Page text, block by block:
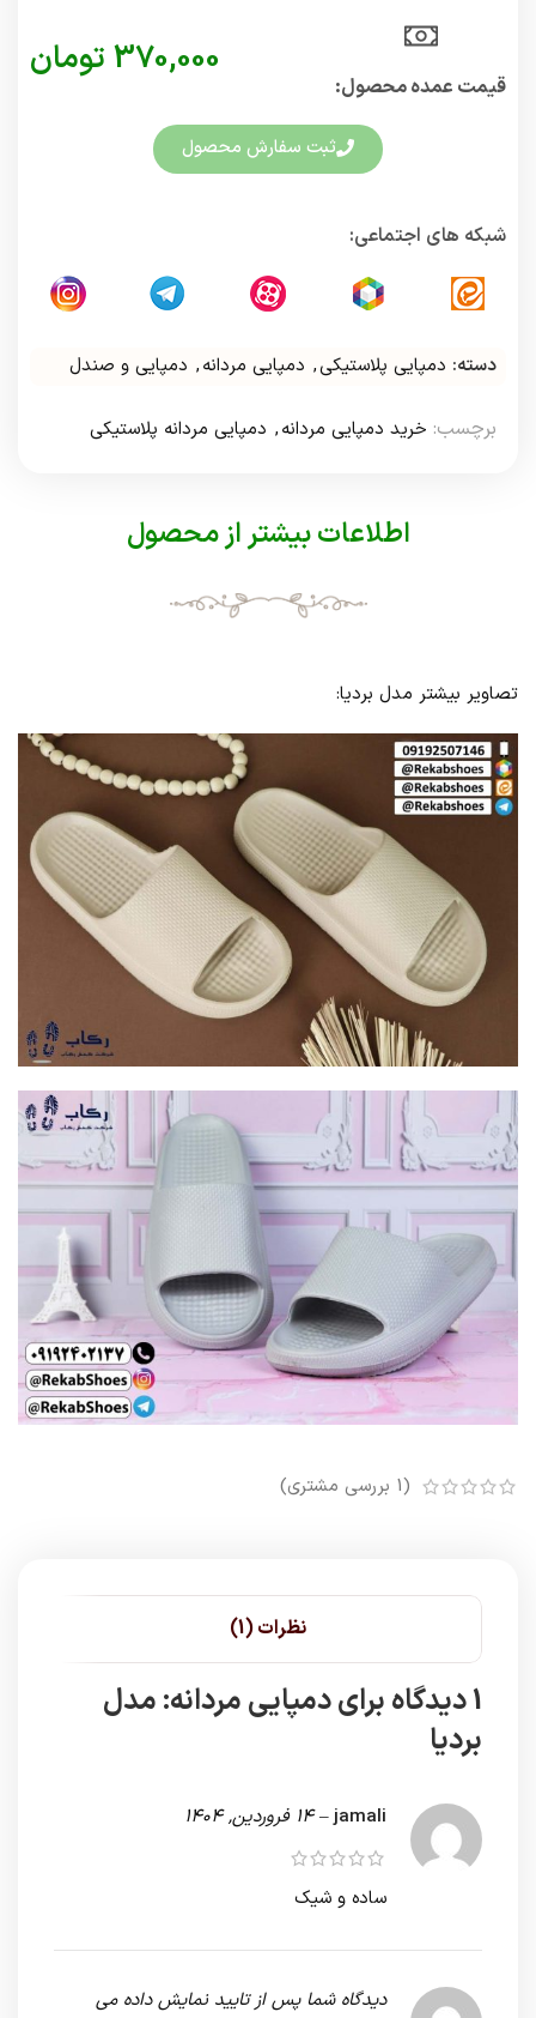
قیمت عمده محصول:​
370,000 تومان
ثبت سفارش محصول
شبکه های اجتماعی:
دسته: دمپایی پلاستیکی, دمپایی مردانه, دمپایی و صندل
برچسب: خرید دمپایی مردانه, دمپایی مردانه پلاستیکی
اطلاعات بیشتر از محصول
تصاویر بیشتر مدل بردیا:
(
1 بررسی مشتری)
نظرات (1)
1 دیدگاه برای
دمپایی مردانه: مدل
بردیا
jamali
– 14 فروردین, 1404
ساده و شیک
دیدگاه شما پس از تایید نمایش داده می